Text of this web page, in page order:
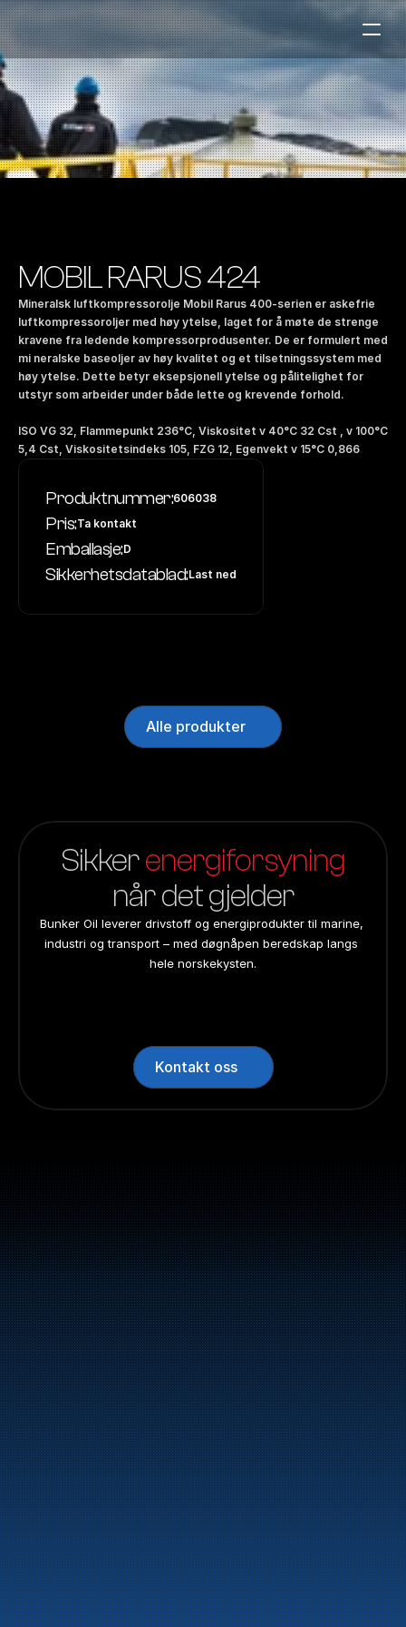
Marine
Auto & Industri
Bensinstasjoner
Våre Produkter
Om Selskapet
NO|EN
Kontakt oss
MOBIL RARUS 424
Mineralsk luftkompressorolje Mobil Rarus 400-serien er askefrie
luftkompressoroljer med høy ytelse, laget for å møte de strenge
kravene fra ledende kompressorprodusenter. De er formulert med
mi neralske baseoljer av høy kvalitet og et tilsetningssystem med
høy ytelse. Dette betyr eksepsjonell ytelse og pålitelighet for
utstyr som arbeider under både lette og krevende forhold.
ISO VG 32, Flammepunkt 236°C, Viskositet v 40°C 32 Cst , v 100°C
5,4 Cst, Viskositetsindeks 105, FZG 12, Egenvekt v 15°C 0,866
Produktnummer:606038
Pris:Ta kontakt
Emballasje:D
Sikkerhetsdatablad:Last ned
Alle produkter
Sikker energiforsyning
når det gjelder
Bunker Oil leverer drivstoff og energiprodukter til marine,
industri og transport – med døgnåpen beredskap langs
hele norskekysten.
Kontakt oss
47
Bunker Oil leverer drivstoff og energiprodukter
langs hele norskekysten.
Marine
Auto & Industri
Bensinstasjoner
Tankingskort